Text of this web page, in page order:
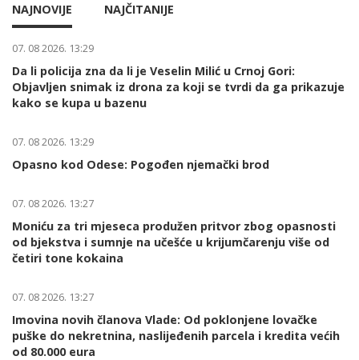
NAJNOVIJE NAJČITANIJE
07. 08 2026. 13:29
Da li policija zna da li je Veselin Milić u Crnoj Gori:
Objavljen snimak iz drona za koji se tvrdi da ga prikazuje
kako se kupa u bazenu
07. 08 2026. 13:29
Opasno kod Odese: Pogođen njemački brod
07. 08 2026. 13:27
Moniću za tri mjeseca produžen pritvor zbog opasnosti
od bjekstva i sumnje na učešće u krijumčarenju više od
četiri tone kokaina
07. 08 2026. 13:27
Imovina novih članova Vlade: Od poklonjene lovačke
puške do nekretnina, naslijeđenih parcela i kredita većih
od 80.000 eura